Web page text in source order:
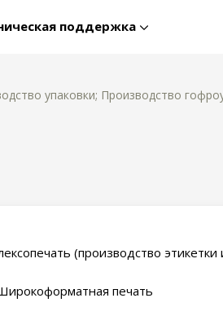
поддержка
упаковки; Производство
(производство этикетки
печать